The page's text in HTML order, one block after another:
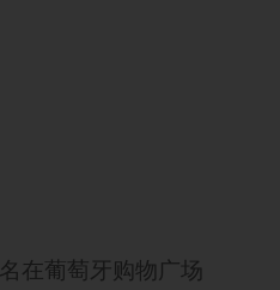
在葡萄牙购物广场